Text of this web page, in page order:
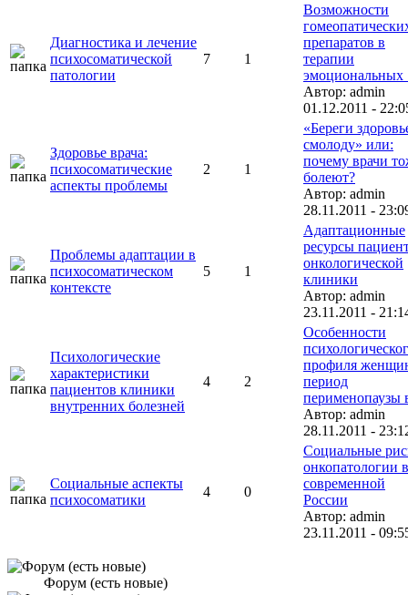
Диагностика и лечение
психосоматической
патологии
7 1
Возможности
препаратов в
терапии
эмоциональных
Автор: admin
01.12.2011 -
Здоровье врача:
психосоматические
аспекты проблемы
2 1
«Береги
смолоду» или:
почему врачи
болеют?
Автор: admin
28.11.2011 -
Проблемы адаптации в
психосоматическом
контексте
5 1
Адаптационные
ресурсы
онкологической
клиники
Автор: admin
23.11.2011 -
Психологические
характеристики
пациентов клиники
внутренних болезней
4 2
Особенности
профиля
период
перименопаузы
Автор: admin
28.11.2011 -
Социальные аспекты
психосоматики
4 0
Социальные
онкопатологии в
современной
России
Автор: admin
23.11.2011 -
Форум (есть новые)